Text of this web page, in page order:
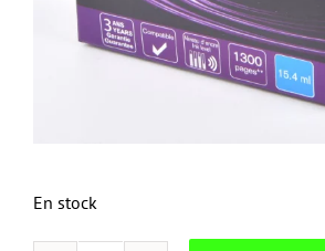
En stock